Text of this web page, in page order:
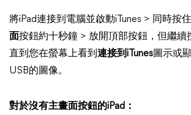
將iPad連接到電腦並啟動iTunes > 同時按住
面按鈕約十秒鐘 > 放開頂部按鈕，但繼續
直到您在螢幕上看到 連接到iTunes圖示或
USB的圖像。
對於沒有主畫面按鈕的iPad：